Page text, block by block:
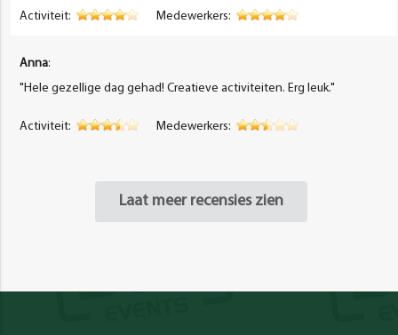
Activiteit: Medewerkers:
Anna:
"Hele gezellige dag gehad! Creatieve activiteiten. Erg leuk."
Activiteit: Medewerkers:
Laat meer recensies zien